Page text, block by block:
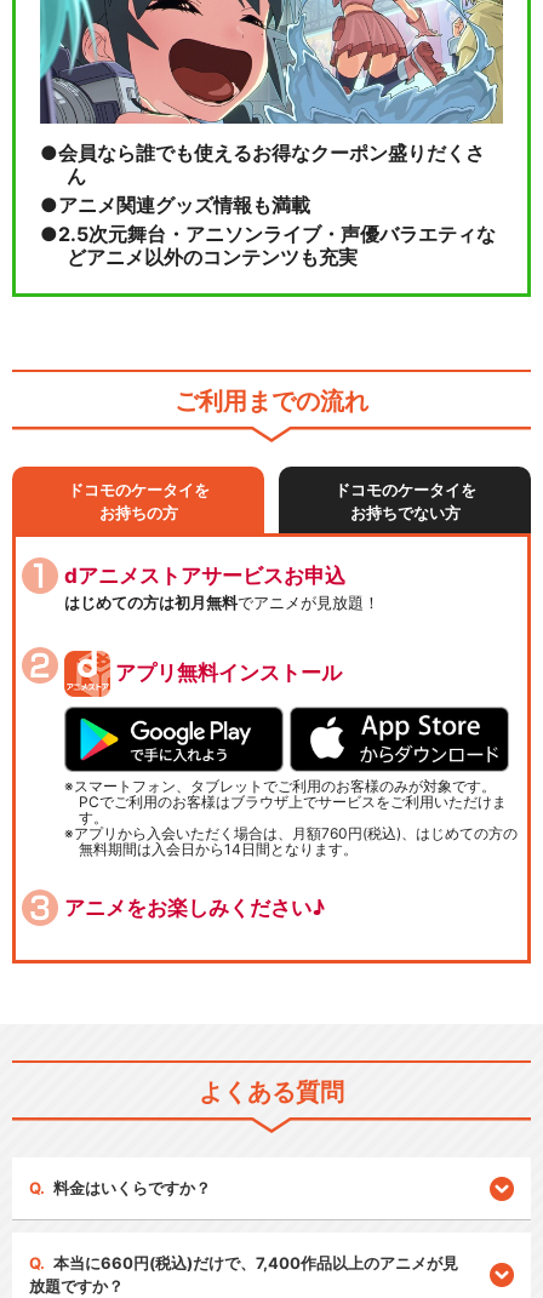
会員なら誰でも使えるお得なクーポン盛りだくさ
ん
アニメ関連グッズ情報も満載
2.5次元舞台・アニソンライブ・声優バラエティな
どアニメ以外のコンテンツも充実
ご利用までの流れ
ドコモのケータイを
お持ちの方
ドコモのケータイを
お持ちでない方
dアニメストアサービスお申込
はじめての方は初月無料でアニメが見放題！
アプリ無料インストール
スマートフォン、タブレットでご利用のお客様のみが対象です。
PCでご利用のお客様はブラウザ上でサービスをご利用いただけま
す。
アプリから入会いただく場合は、月額760円(税込)、はじめての方の
無料期間は入会日から14日間となります。
アニメをお楽しみください♪
よくある質問
料金はいくらですか？
本当に660円(税込)だけで、7,400作品以上のアニメが見
放題ですか？